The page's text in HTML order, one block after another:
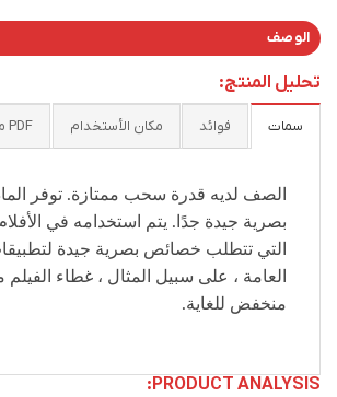
الوصف
تحليل المنتج:
سمات فوائد مكان الأستخدام PDF ملف
الصف لديه قدرة سحب ممتازة. توفر
بصرية جيدة جدًا. يتم استخدامه في
التي تتطلب خصائص بصرية جيدة
العامة ، على سبيل المثال ، غطاء
منخفض للغاية.
PRODUCT ANALYSIS: